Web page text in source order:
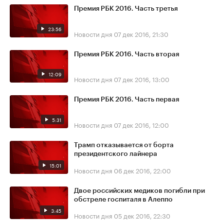
23:56
Премия РБК 2016. Часть третья
Новости дня 07 дек 2016, 21:30
12:09
Премия РБК 2016. Часть вторая
Новости дня 07 дек 2016, 13:00
5:31
Премия РБК 2016. Часть первая
Новости дня 07 дек 2016, 12:00
15:01
Трамп отказывается от борта
президентского лайнера
Новости дня 06 дек 2016, 22:00
3:45
Двое российских медиков погибли при
обстреле госпиталя в Алеппо
Новости дня 05 дек 2016, 22:30